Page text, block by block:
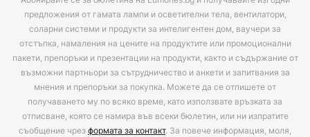
предложения от гамата лампи и осветителни тела, вентилатори,
соларни системи и продукти за интелигентен дом, ваучери за
отстъпка, намаления на цените на продуктите или промоционални
пакети, препоръки и презентации на продукти, както и съдържание от
възможни партньори за сътрудничество и анкети и запитвания за
мнения и препоръки за покупка. Можете да се отпишете от
получаването му по всяко време, като използвате връзката за
отписване, която се намира във всеки бюлетин, или ни изпратите
съобщение чрезформата за контакт. За повече информация, моля,